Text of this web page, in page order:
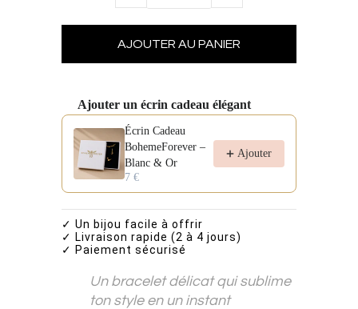
Ajouter un écrin cadeau élégant
Use the Previous and Next buttons to navigate through
Écrin Cadeau
BohemeForever –
Blanc & Or
7 €
Ajouter
✓ Un bijou facile à offrir
✓ Livraison rapide (2 à 4 jours)
✓ Paiement sécurisé
Un bracelet délicat qui sublime
ton style en un instant